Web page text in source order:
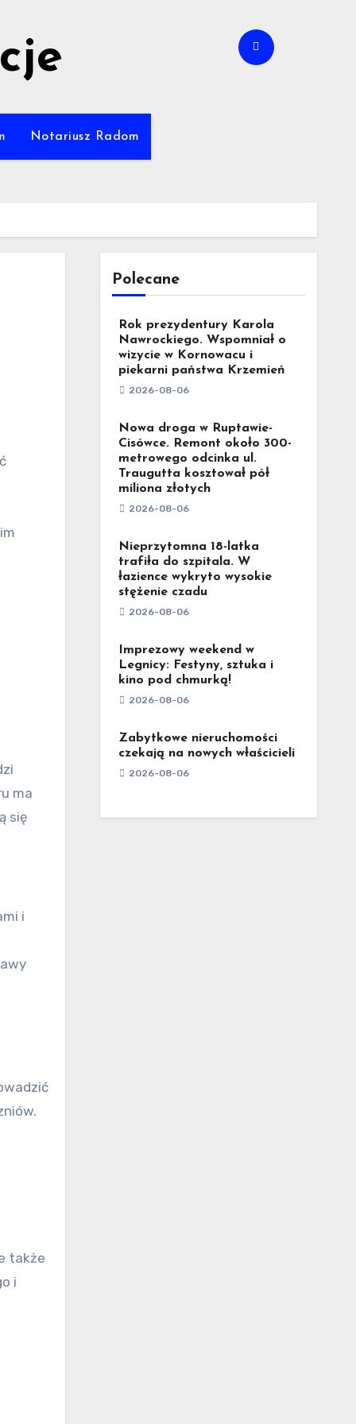
Notariusz Radom
ma
się
i
także
i
Polecane
Rok prezydentury Karola
Nawrockiego. Wspomniał o
wizycie w Kornowacu i
piekarni państwa Krzemień
2026-08-06
Nowa droga w Ruptawie-
Cisówce. Remont około 300-
metrowego odcinka ul.
Traugutta kosztował pół
miliona złotych
2026-08-06
Nieprzytomna 18-latka
trafiła do szpitala. W
łazience wykryto wysokie
stężenie czadu
2026-08-06
Imprezowy weekend w
Legnicy: Festyny, sztuka i
kino pod chmurką!
2026-08-06
Zabytkowe nieruchomości
czekają na nowych właścicieli
2026-08-06